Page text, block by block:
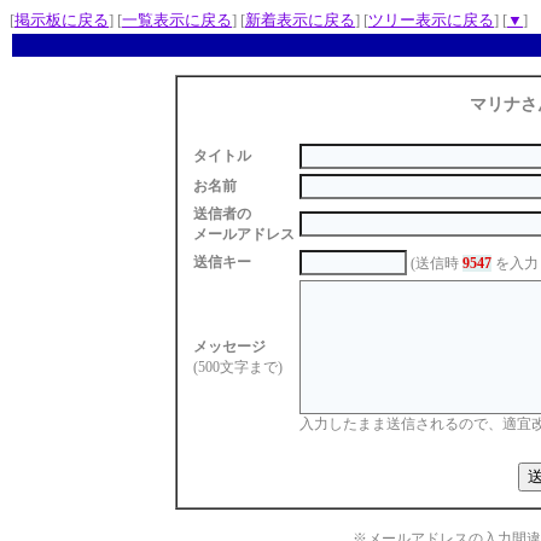
[掲示板に戻る] [一覧表示に戻る] [新着表示に戻る] [ツリー表示に戻る] [▼ ]
マリナさ
タイトル
お名前
送信者の
メールアドレス
送信キー
(送信時 9547を入力
メッセージ
(500文字まで)
入力したまま送信されるので、適宜